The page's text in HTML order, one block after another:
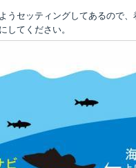
うセッティングしてあるので
してください。